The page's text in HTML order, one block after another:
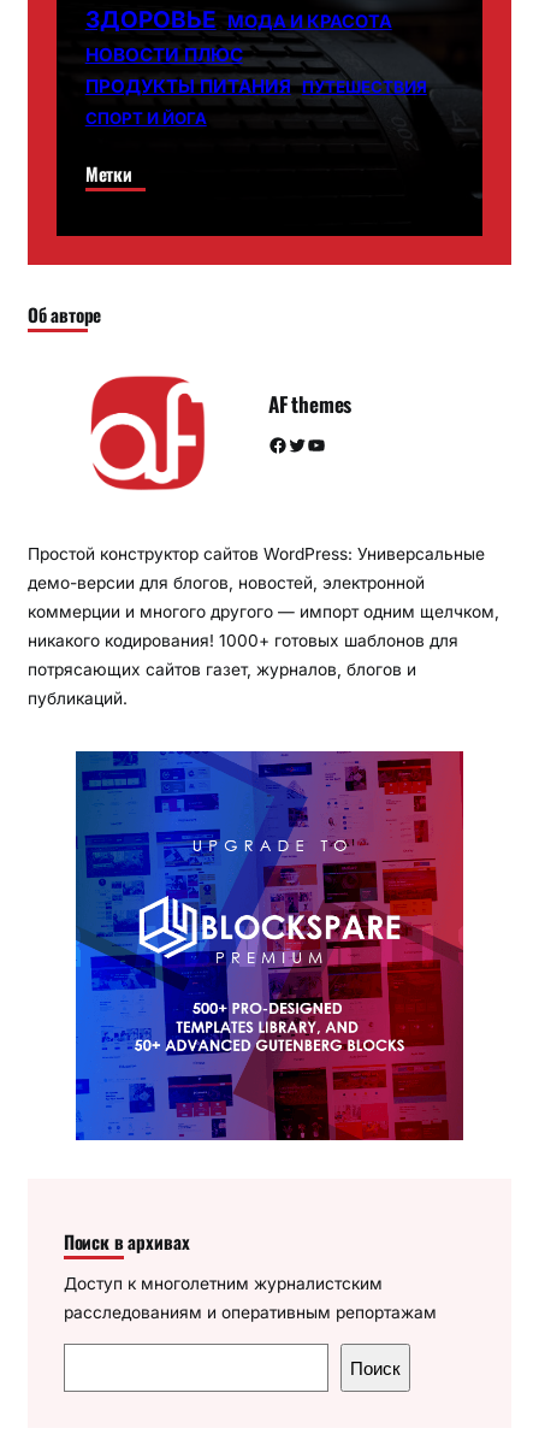
ЗДОРОВЬЕ МОДА И КРАСОТА
НОВОСТИ ПЛЮС
ПРОДУКТЫ ПИТАНИЯ ПУТЕШЕСТВИЯ
СПОРТ И ЙОГА
Метки
Об авторе
AF themes
Facebook Twitter YouTube
Простой конструктор сайтов WordPress: Универсальные
демо-версии для блогов, новостей, электронной
коммерции и многого другого — импорт одним щелчком,
никакого кодирования! 1000+ готовых шаблонов для
потрясающих сайтов газет, журналов, блогов и
публикаций.
Поиск в архивах
Доступ к многолетним журналистским
расследованиям и оперативным репортажам
о
Поиск